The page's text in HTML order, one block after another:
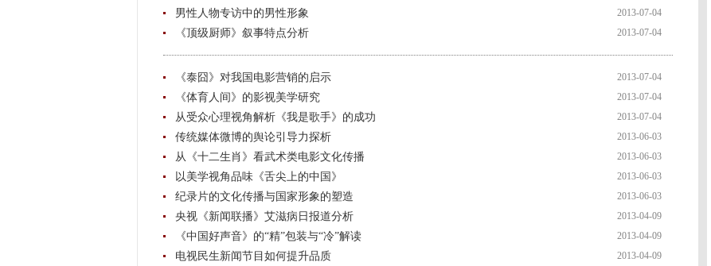
男性人物专访中的男性形象 2013-07-04
《顶级厨师》叙事特点分析 2013-07-04
《泰囧》对我国电影营销的启示 2013-07-04
《体育人间》的影视美学研究 2013-07-04
从受众心理视角解析《我是歌手》的成功 2013-07-04
传统媒体微博的舆论引导力探析 2013-06-03
从《十二生肖》看武术类电影文化传播 2013-06-03
以美学视角品味《舌尖上的中国》 2013-06-03
纪录片的文化传播与国家形象的塑造 2013-06-03
央视《新闻联播》艾滋病日报道分析 2013-04-09
《中国好声音》的“精”包装与“冷”解读 2013-04-09
电视民生新闻节目如何提升品质 2013-04-09